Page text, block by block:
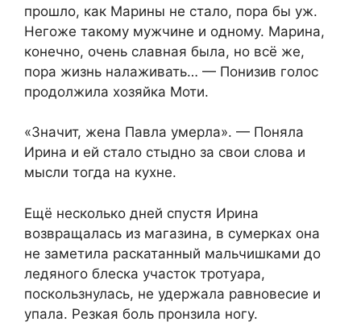
прошло, как Марины не стало, пора бы уж.
Негоже такому мужчине и одному. Марина,
конечно, очень славная была, но всё же,
пора жизнь налаживать… — Понизив голос
продолжила хозяйка Моти.
«Значит, жена Павла умерла». — Поняла
Ирина и ей стало стыдно за свои слова и
мысли тогда на кухне.
Ещё несколько дней спустя Ирина
возвращалась из магазина, в сумерках она
не заметила раскатанный мальчишками до
ледяного блеска участок тротуара,
поскользнулась, не удержала равновесие и
упала. Резкая боль пронзила ногу.